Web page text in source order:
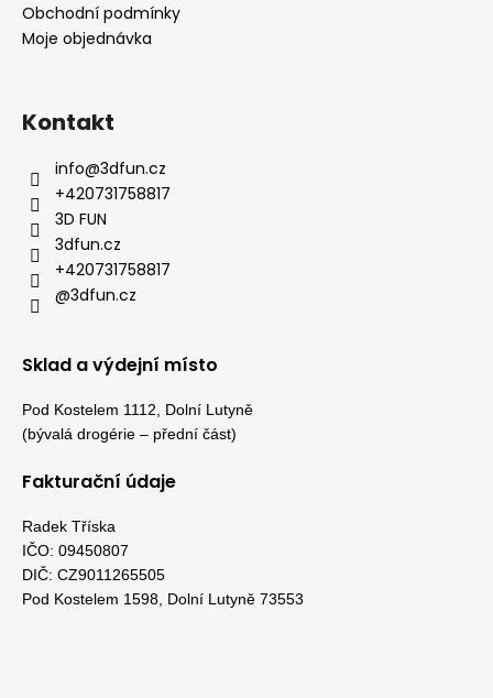
Obchodní podmínky
Moje objednávka
Kontakt
info@3dfun.cz
+420731758817
3D FUN
3dfun.cz
+420731758817
@3dfun.cz
Sklad a výdejní místo
Pod Kostelem 1112, Dolní Lutyně
(bývalá drogérie – přední část)
Fakturační údaje
Radek Tříska
IČO: 09450807
DIČ: CZ9011265505
Pod Kostelem 1598, Dolní Lutyně 73553